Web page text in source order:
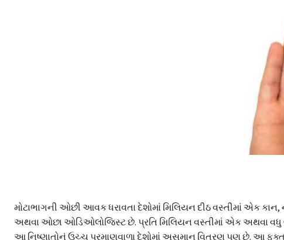
મોટાભાગની ઓછી આવક ધરાવતા દેશોમાં મિલિયન દીઠ વસ્તીમાં એક
અથવા ઓછા ઓડિઓલોજિસ્ટ છે. પ્રતિ મિલિયન વસ્તીમાં એક અથવા વધુ
આ નિષ્ણાતોનું ઉચ્ચ પ્રમાણવાળા દેશોમાં અસમાન વિતરણ પણ છે. આ ફક્ત